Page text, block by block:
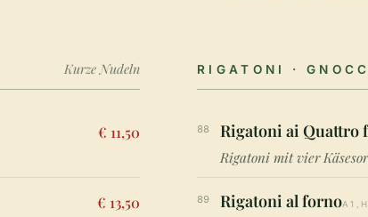
Kurze Nudeln
€ 11,50
€ 13,50
RIGATONI ·
88 Rigatoni ai Quattro
Rigatoni mit vier
89 Rigatoni al forno